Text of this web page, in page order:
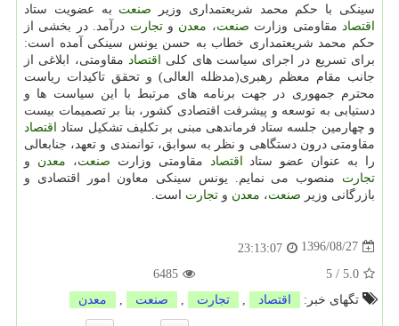
سینكی با حكم محمد شریعتمداری وزیر صنعت به عضویت ستاد
اقتصادمقاومتی وزارت صنعت، معدن وتجارت درآمد. در بخشی از
حكم محمد شریعتمداری خطاب به حسن یونس سینكی آمده است:
برای تسریع در اجرای سیاست های كلی
اقتصاد مقاومتی، ابلاغی از
جانب مقام معظم رهبری(مدظله العالی) و تحقق تاكیدات ریاست
محترم جمهوری در جهت برنامه های مرتبط با این سیاست ها و
دستیابی به توسعه و پیشرفت اقتصادی كشور، بنا بر تصمیمات بیست
و چهارمین جلسه ستاد فرماندهی مبنی بر تكلیف تشكیل ستاد اقتصاد
مقاومتی درون دستگاهی و نظر به سوابق، توانمندی و تعهد، جنابعالی
را به عنوان عضو ستاد
اقتصاد مقاومتی وزارت صنعت، معدن و
تجارت منصوب می نمایم. یونس سینكی معاون امور اقتصادی و
بازرگانی وزیر صنعت، معدن و تجارت است.
1396/08/27
23:13:07
5.0
/
5
6485
تگهای خبر:
اقتصاد تجارت صنعت معدن